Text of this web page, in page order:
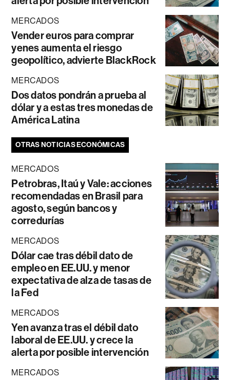
MERCADOS
Vender euros para comprar
yenes aumenta el riesgo
geopolítico, advierte BlackRock
MERCADOS
Dos datos pondrán a prueba al
dólar y a estas tres monedas de
América Latina
OTRAS NOTICIAS ECONÓMICAS
MERCADOS
Petrobras, Itaú y Vale: acciones
recomendadas en Brasil para
agosto, según bancos y
corredurías
MERCADOS
Dólar cae tras débil dato de
empleo en EE.UU. y menor
expectativa de alza de tasas de
la Fed
MERCADOS
Yen avanza tras el débil dato
laboral de EE.UU. y crece la
alerta por posible intervención
MERCADOS